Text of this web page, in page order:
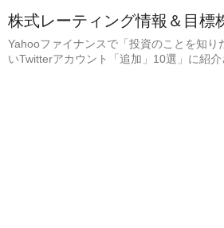
株式レーティング情報＆目標
Yahooファイナンスで「投資のことを知り
いTwitterアカウント「追加」10選」に紹介